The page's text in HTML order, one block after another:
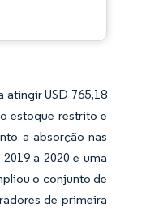
atingir USD 765,18
estoque restrito e
a absorção nas
a 2020 e uma
o conjunto de
de primeira